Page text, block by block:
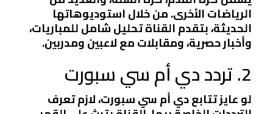
الرياضات الأخرى. من خلال استوديوهاتها
الحديثة، بتقدم القناة تحليل شامل للمباريات،
وأخبار حصرية، ومقابلات مع لاعبين ومدربين.
2. تردد دي أم سي سبورت
لو عايز تتابع دي أم سي سبورت، لازم تعرف